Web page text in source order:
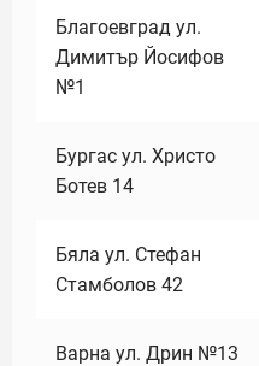
Благоевград ул.
Димитър Йосифов
№1
Бургас ул. Христо
Ботев 14
Бяла ул. Стефан
Стамболов 42
Варна ул. Дрин №13